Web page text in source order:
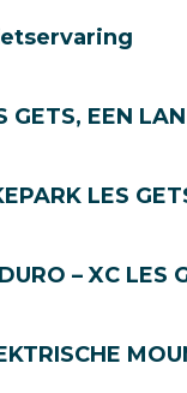
GETS, EEN
LES
– XC LES
plezier
dagen. De
is intens!